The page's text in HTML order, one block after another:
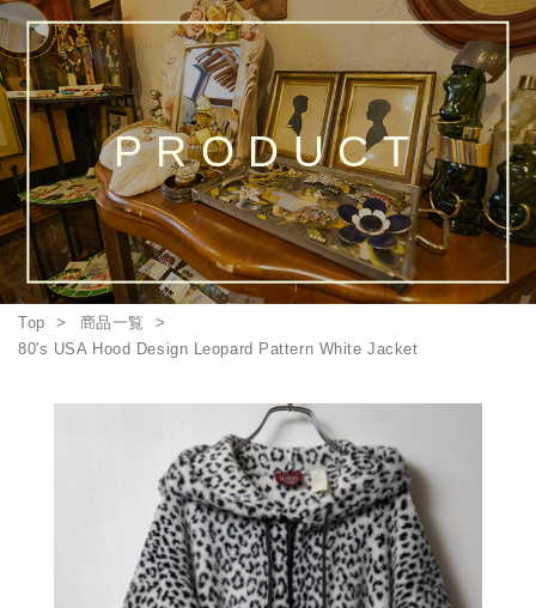
PRODUCT
Top
商品一覧
80's USA Hood Design Leopard Pattern White Jacket